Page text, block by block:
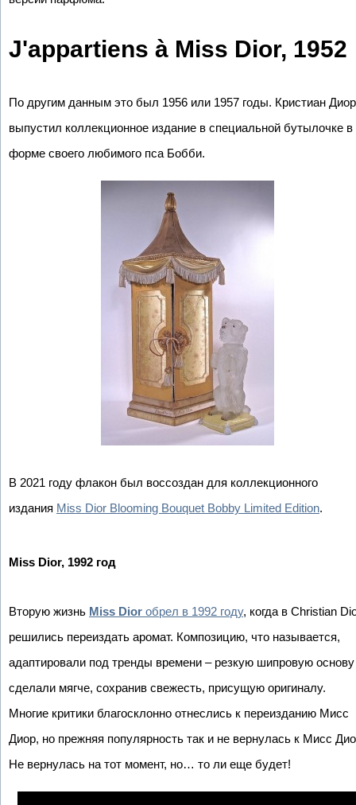
J'appartiens à Miss Dior, 1952
По другим данным это был 1956 или 1957 годы. Кристиан Диор
выпустил коллекционное издание в специальной бутылочке в
форме своего любимого пса Бобби.
В 2021 году флакон был воссоздан для коллекционного
издания Miss Dior Blooming Bouquet Bobby Limited Edition.
Miss Dior, 1992 год
Вторую жизнь Miss Dior обрел в 1992 году, когда в Christian
решились переиздать аромат. Композицию, что называется,
адаптировали под тренды времени – резкую шипровую основу
сделали мягче, сохранив свежесть, присущую оригиналу.
Многие критики благосклонно отнеслись к переизданию Мисс
Диор, но прежняя популярность так и не вернулась к Мисс
Не вернулась на тот момент, но… то ли еще будет!